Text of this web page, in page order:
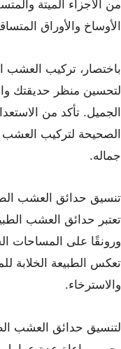
من الأجزاء الميتة
الأوساخ والأوراق
باختصار، تركيب العشب
لتحسين منظر حديقتك
الجميل. تأكد من
الصحيحة لتركيب العشب
جماله.
تنسيق حدائق العشب
تعتبر حدائق العشب
ورونقًا على المساحات
تعكس الطبيعة الخلابة
والاسترخاء.
لتنسيق حدائق العشب